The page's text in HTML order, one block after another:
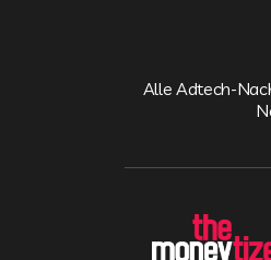
Alle Adtech-